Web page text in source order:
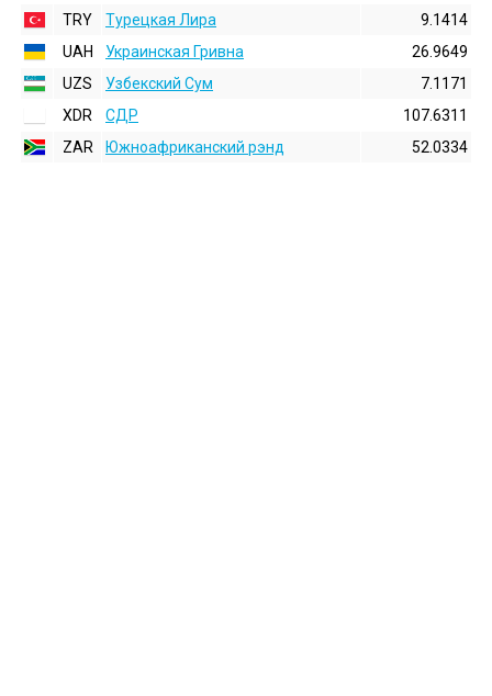
TRY
Турецкая Лира
9.1414
UAH
Украинская Гривна
26.9649
UZS
Узбекский Сум
7.1171
XDR
СДР
107.6311
ZAR
Южноафриканский рэнд 52.0334